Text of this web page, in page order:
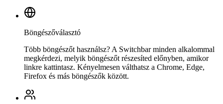
Böngészőválasztó
Több böngészőt használsz? A Switchbar minden alkalommal
megkérdezi, melyik böngészőt részesíted előnyben, amikor
linkre kattintasz. Kényelmesen válthatsz a Chrome, Edge,
Firefox és más böngészők között.